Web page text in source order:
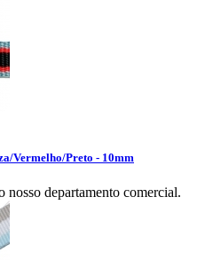
Vermelho/Preto - 10mm
nosso departamento comercial.